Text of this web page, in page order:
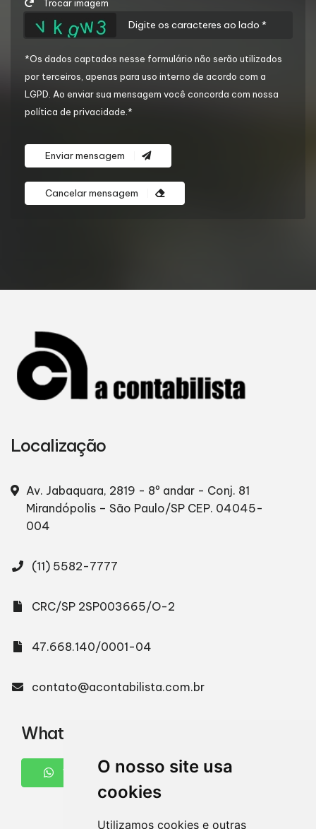
O nosso site usa
cookies
Utilizamos cookies e outras
Trocar imagem
*Os dados captados nesse formulário não serão utilizados
por terceiros, apenas para uso interno de acordo com a
LGPD . Ao enviar sua mensagem você concorda com nossa
política de privacidade.*
Enviar mensagem
Cancelar mensagem
Localização
Av. Jabaquara, 2819 - 8º andar - Conj. 81
Mirandópolis – São Paulo/SP CEP. 04045-
004
(11) 5582-7777
CRC/SP 2SP003665/O-2
47.668.140/0001-04
contato@acontabilista.com.br
WhatsApp
WHATSAPP